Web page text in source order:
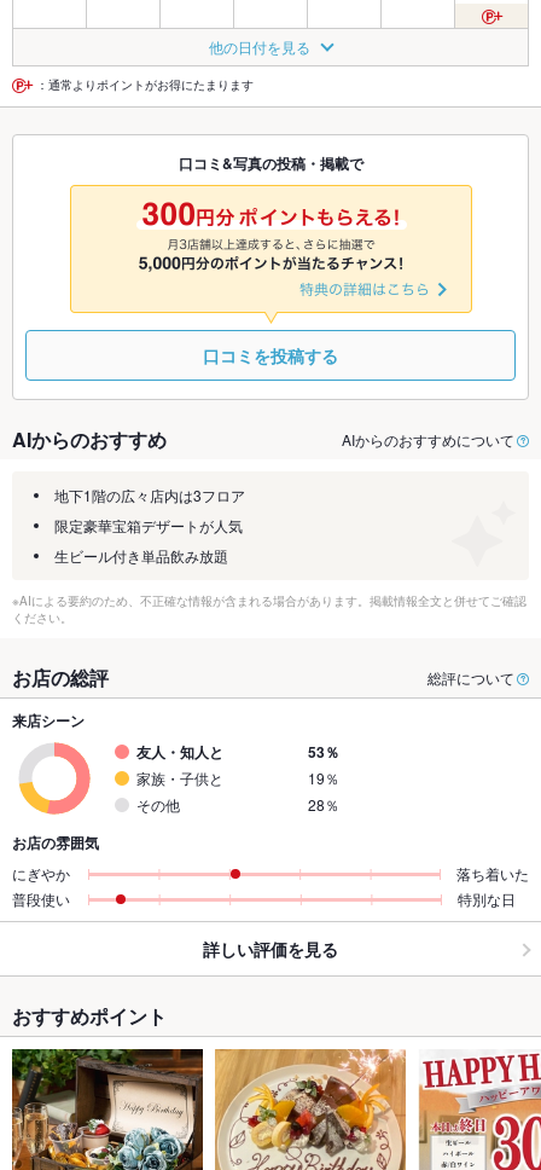
◎ ◎
8/24
◎
8/25
◎
8/26
◎ ◎ ◎
8/29 8/30 8/31
◎
9/1
◎
9/2
◎
9/3 9/4
9/7
◎
9/8
◎
9/9
◎
9/10
他の日付を見る
：通常よりポイントがお得にたまります
口コミ&写真の投稿・掲載で
口コミを投稿する
AIからのおすすめ AIからのおすすめについて
地下1階の広々店内は3フロア
限定豪華宝箱デザートが人気
生ビール付き単品飲み放題
※AIによる要約のため、不正確な情報が含まれる場合があります。掲載情報全文と併せてご確認
ください。
お店の総評 総評について
来店シーン
友人・知人と
53％
家族・子供と
19％
その他
28％
お店の雰囲気
にぎやか
落ち着いた
普段使い
特別な日
詳しい評価を見る
おすすめポイント